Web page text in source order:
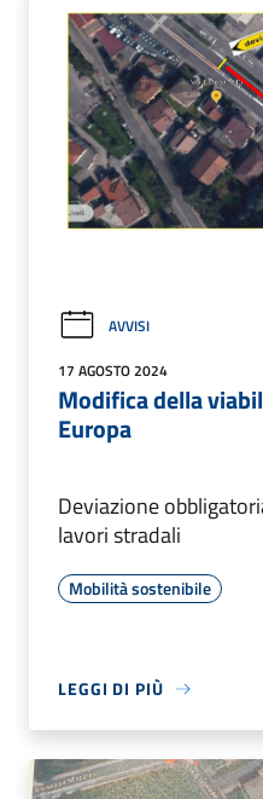
AVVISI
17 AGOSTO 2024
Modifica della
Europa
Deviazione
lavori stradali
Mobilità sostenibile
LEGGI DI PIÙ